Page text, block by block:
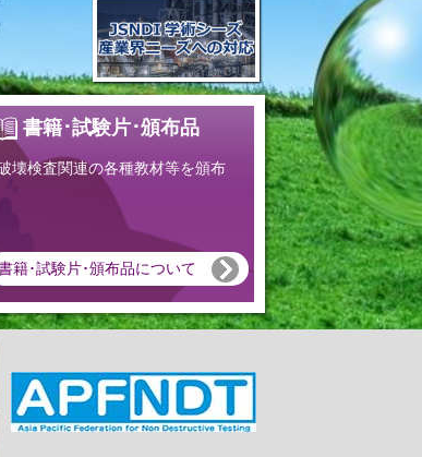
書籍･試験片･頒布品
壊検査関連の各種教材等を頒布
籍･試験片･頒布品について